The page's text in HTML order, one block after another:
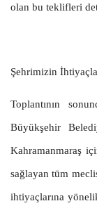
olan bu teklifleri
Şehrimizin
Toplantının
Büyükşehir
Kahramanmaraş
sağlayan tüm
ihtiyaçlarına